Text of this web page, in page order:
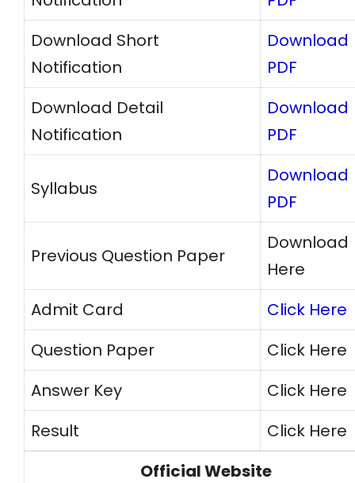
Download Short
Notification
Download
PDF
Download Detail
Notification
Download
PDF
Syllabus
Download
PDF
Previous Question Paper
Download
Here
Admit Card
Click Here
Question Paper
Click Here
Answer Key
Click Here
Result
Click Here
Official Website